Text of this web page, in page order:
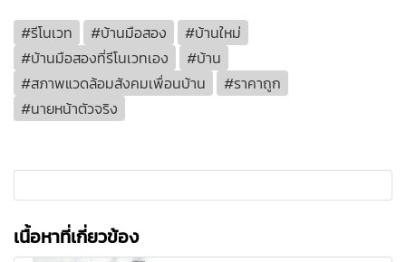
#รีโนเวท #บ้านมือสอง
#บ้านใหม่
#บ้านมือสองที่รีโนเวทเอง
#บ้าน
#สภาพแวดล้อมสังคมเพื่อนบ้าน
#ราคาถูก
#นายหน้าตัวจริง
เนื้อหาที่เกี่ยวข้อง